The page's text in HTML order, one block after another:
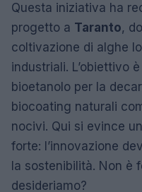
Questa iniziativa ha
progetto a Taranto,
coltivazione di alghe
industriali. L’obiettivo
bioetanolo per la
biocoating naturali
nocivi. Qui si evince
forte: l’innovazione
la sostenibilità. Non è
desideriamo?